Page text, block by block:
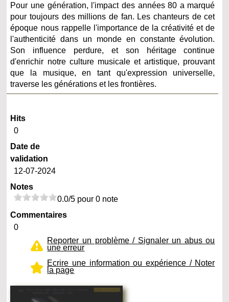
Pour une génération, l'impact des années 80 a marqué
pour toujours des millions de fan. Les chanteurs de cet
époque nous rappelle l'importance de la créativité et de
l'authenticité dans un monde en constante évolution.
Son influence perdure, et son héritage continue
d'enrichir notre culture musicale et artistique, prouvant
que la musique, en tant qu'expression universelle,
traverse les générations et les frontières.
Hits
0
Date de
validation
12-07-2024
Notes
0.0/5 pour 0 note
Commentaires
0
Reporter un problème / Signaler un abus ou
une erreur
Ecrire une information ou expérience / Noter
la page